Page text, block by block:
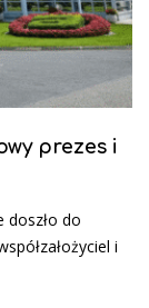
prezes i
doszło do
i